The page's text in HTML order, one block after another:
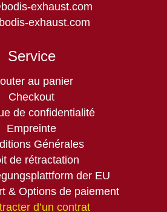
exhaust.com
exhaust.com
Service
Aller
au
contenu
au panier
Checkout
de confidentialité
Empreinte
Générales
de rétractation
der EU
& Options de paiement
d’un contrat